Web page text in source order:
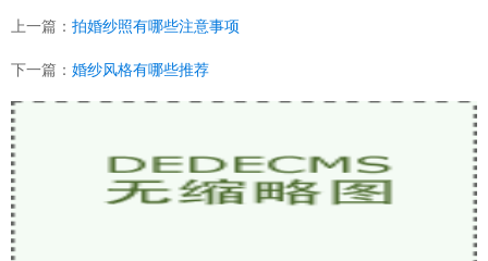
上一篇： 拍婚纱照有哪些注意事项
下一篇： 婚纱风格有哪些推荐